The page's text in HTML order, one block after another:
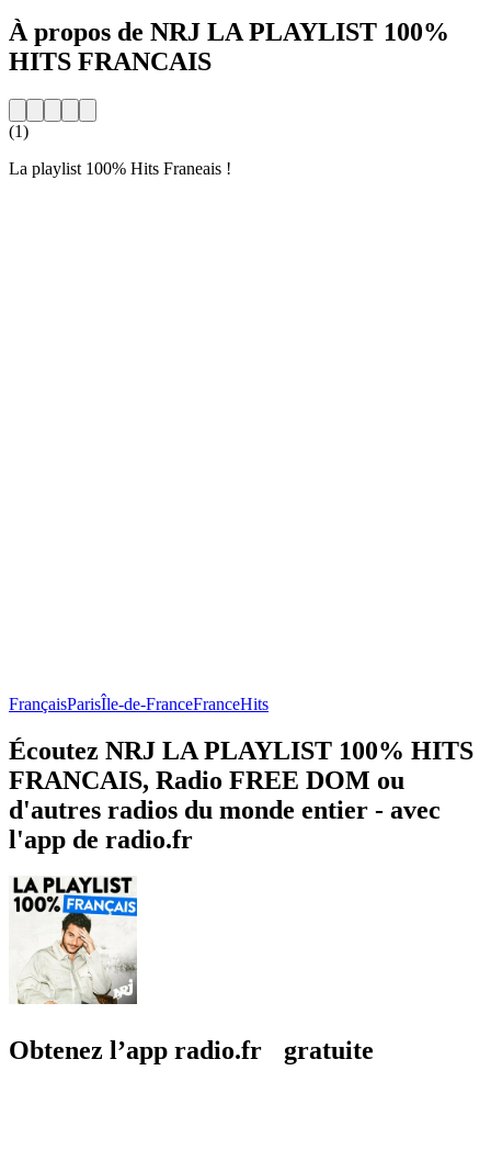
À propos de NRJ LA PLAYLIST 100%
HITS FRANCAIS
(1)
La playlist 100% Hits Franeais !
FrançaisParisÎle-de-FranceFranceHits
Écoutez NRJ LA PLAYLIST 100% HITS
FRANCAIS, Radio FREE DOM ou
d'autres radios du monde entier - avec
l'app de radio.fr
Obtenez l’app radio.fr gratuite